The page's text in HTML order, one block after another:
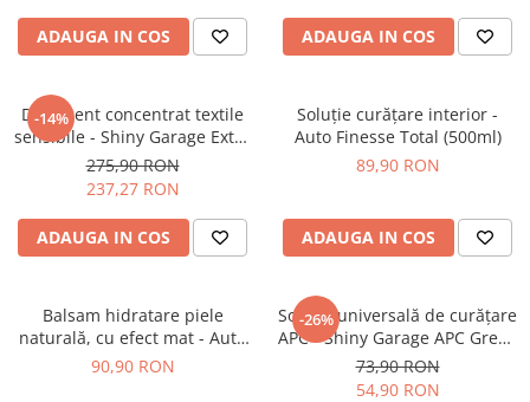
ADAUGA IN COS ADAUGA IN COS
-14%
Detergent concentrat textile
sensibile - Shiny Garage Extra
Dry Concentrate (5L)
275,90 RON
237,27 RON
ADAUGA IN COS
Soluție curățare interior -
Auto Finesse Total (500ml)
89,90 RON
ADAUGA IN COS
Balsam hidratare piele
naturală, cu efect mat - Auto
Finesse Hide Conditioner
90,90 RON
-26%
Soluție universală de curățare
APC - Shiny Garage APC Green
(1L)
73,90 RON
54,90 RON